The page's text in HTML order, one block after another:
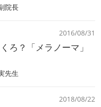
院長
2016/08/31
ろ？「メラノーマ」
先生
2018/08/22